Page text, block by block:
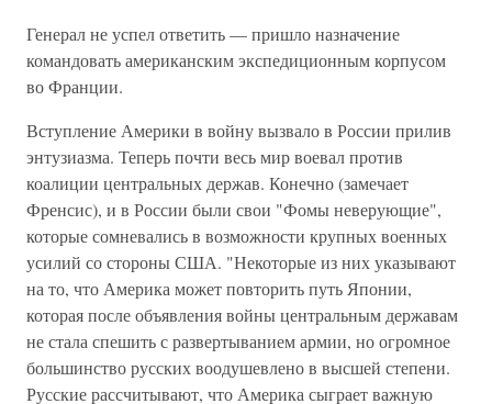
Генерал не успел ответить — пришло назначение
командовать американским экспедиционным корпусом
во Франции.
Вступление Америки в войну вызвало в России прилив
энтузиазма. Теперь почти весь мир воевал против
коалиции центральных держав. Конечно (замечает
Френсис), и в России были свои "Фомы неверующие",
которые сомневались в возможности крупных военных
усилий со стороны США. "Некоторые из них указывают
на то, что Америка может повторить путь Японии,
которая после объявления войны центральным державам
не стала спешить с развертыванием армии, но огромное
большинство русских воодушевлено в высшей степени.
Русские рассчитывают, что Америка сыграет важную